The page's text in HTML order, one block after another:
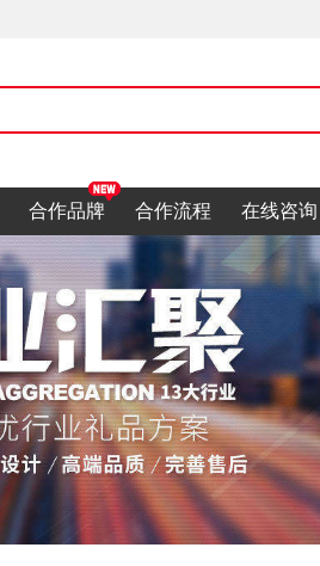
合作品牌 合作流程 在线咨询